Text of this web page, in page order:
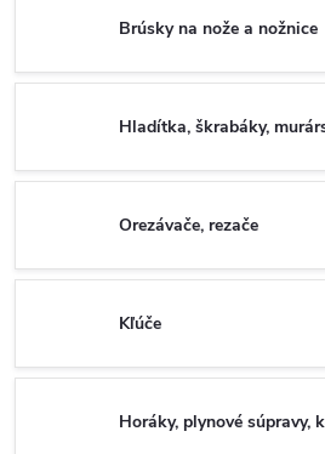
Brúsky na nože a nožnice
Hladítka, škrabáky,
Orezávače, rezače
Kľúče
Horáky, plynové súpravy,